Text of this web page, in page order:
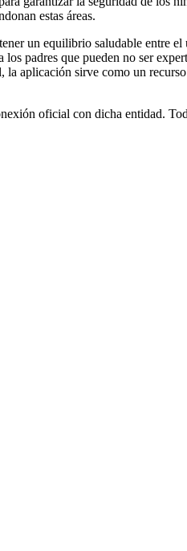
estas áreas.
un equilibrio saludable entre el
padres que pueden no ser
aplicación sirve como un
oficial con dicha entidad.